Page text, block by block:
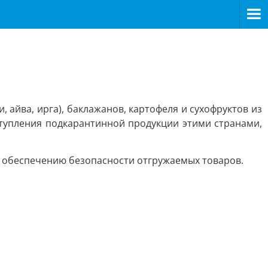
ирга), баклажанов, картофеля и сухофруктов из
подкарантинной продукции этими странами,
безопасности отгружаемых товаров.